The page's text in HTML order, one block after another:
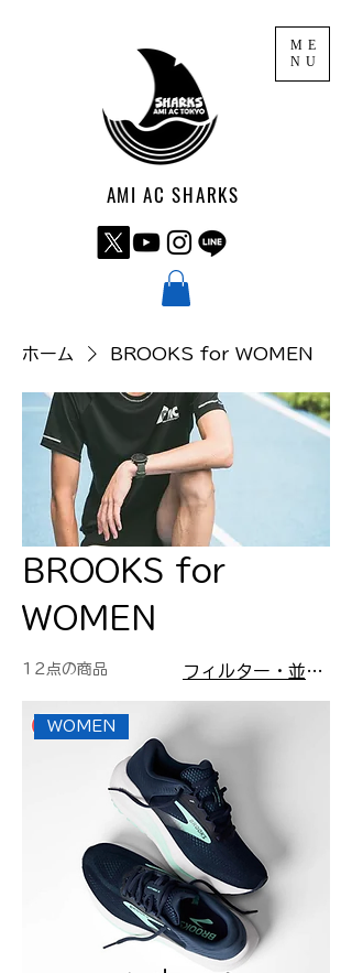
ME
NU
AMI AC SHARKS
ホーム BROOKS for WOMEN
BROOKS for
WOMEN
12点の商品 フィルター・並び替え
WOMEN